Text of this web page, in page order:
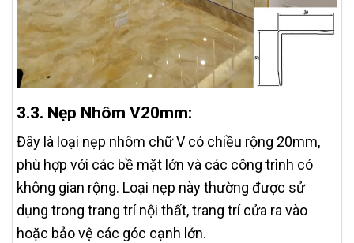
3.3. Nẹp Nhôm V20mm:
Đây là loại nẹp nhôm chữ V có chiều rộng 20mm,
phù hợp với các bề mặt lớn và các công trình có
không gian rộng. Loại nẹp này thường được sử
dụng trong trang trí nội thất, trang trí cửa ra vào
hoặc bảo vệ các góc cạnh lớn.